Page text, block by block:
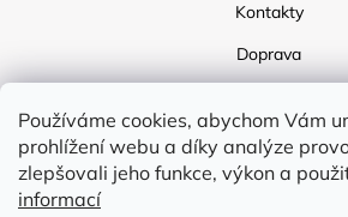
Používáme cookies, abychom Vám
prohlížení webu a díky analýze
zlepšovali jeho funkce, výkon a
informací
Kontakty
Doprava